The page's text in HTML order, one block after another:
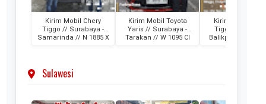
Kirim Mobil Chery
Tiggo // Surabaya -
Samarinda // N 1885 X
Kirim Mobil Toyota
Yaris // Surabaya -
Tarakan // W 1095 CI
Kirim Mobil
Tiggo // Jakarta
Balikpapan // D
Sulawesi